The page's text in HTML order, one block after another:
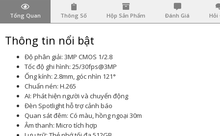
Tổng Quan Thông Số Hộp Sản Phẩm Đánh Giá Hỏi
Thông tin nổi bật
Độ phân giải: 3MP CMOS 1/2.8
Tốc độ ghi hình: 25/30fps@3MP
Ống kính: 2.8mm, góc nhìn 121°
Chuẩn nén: H.265
AI: Phát hiện người và chuyển động
Đèn Spotlight hỗ trợ cảnh báo
Quan sát đêm: Có màu, hồng ngoại 30m
Âm thanh: Micro tích hợp